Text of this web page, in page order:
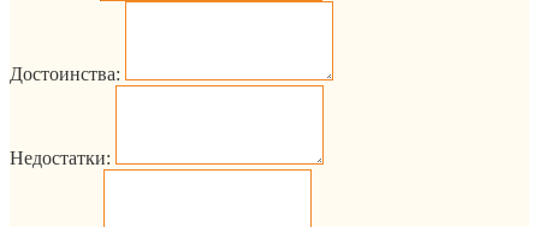
Достоинства:
Недостатки: